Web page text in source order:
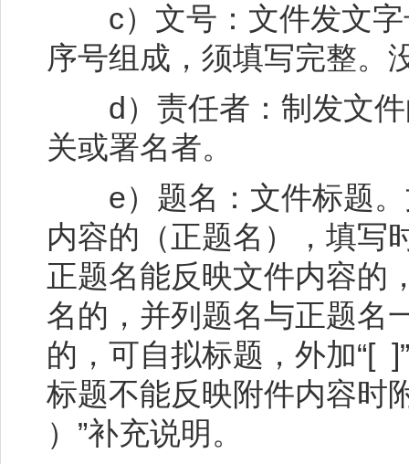
c）文号：文件发文字
序号组成，须填写完整。
d）责任者：制发文件
关或署名者。
e）题名：文件标题。
内容的（正题名），填写
正题名能反映文件内容的
名的，并列题名与正题名
的，可自拟标题，外加“[
标题不能反映附件内容时
）”补充说明。